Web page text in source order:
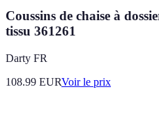
Coussins de chaise à
tissu 361261
Darty FR
108.99 EURVoir le prix